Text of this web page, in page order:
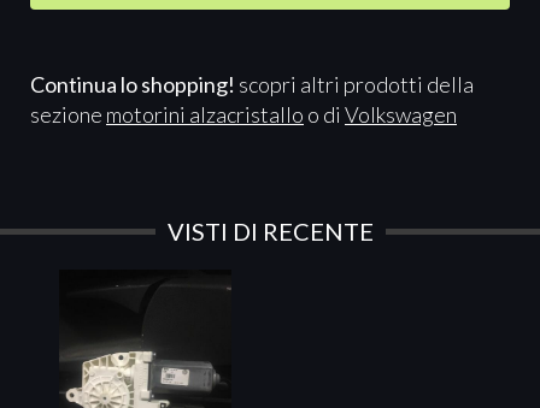
Continua lo shopping! scopri altri prodotti della
sezione motorini alzacristallo o di Volkswagen
VISTI DI RECENTE